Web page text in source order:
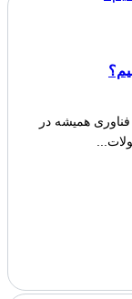
فناوری همیشه در